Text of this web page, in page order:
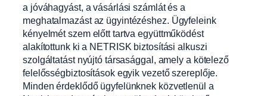
a jóváhagyást, a vásárlási számlát és a
meghatalmazást az ügyintézéshez. Ügyfeleink
kényelmét szem előtt tartva együttműködést
alakítottunk ki a NETRISK biztosítási alkuszi
szolgáltatást nyújtó társasággal, amely a kötelező
felelősségbiztosítások egyik vezető szereplője.
Minden érdeklődő ügyfelünknek közvetlenül a